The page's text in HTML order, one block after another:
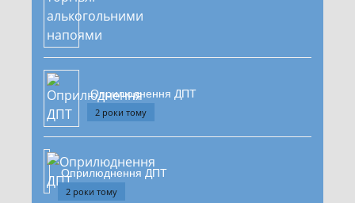
Оприлюднення ДПТ
2 роки тому
Оприлюднення ДПТ
2 роки тому